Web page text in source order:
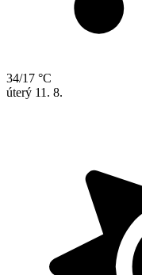
34/17 °C
úterý 11. 8.